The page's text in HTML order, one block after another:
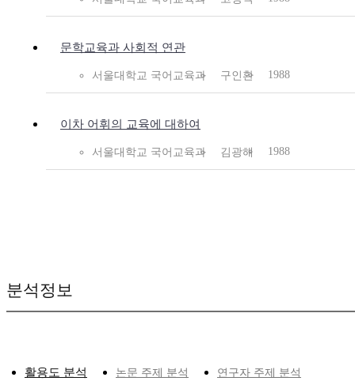
문학교육과 사회적 연관
서울대학교 국어교육과 구인환 1988
이차 어휘의 교육에 대하여
서울대학교 국어교육과 김광해 1988
분석정보
활용도 분석 논문 주제 분석 연구자 주제 분석